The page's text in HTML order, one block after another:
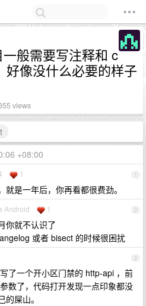
般需要写注释和 c
好像没什么必要的样子
views
+08:00
1
1
是一年后，你再看都很费劲。
2
Android 1
你就不认识了
或者 bisect 的时候很困扰
3
了一个开小区门禁的 http-api ，前
数了，代码打开发现一点印象都没
屎山。